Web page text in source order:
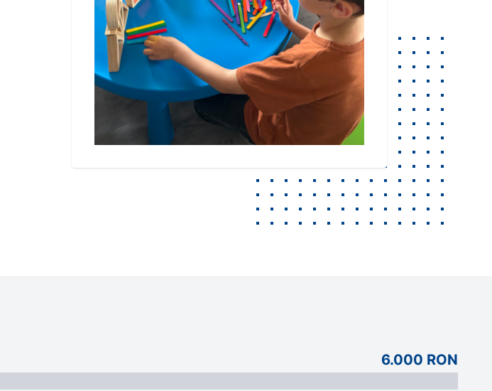
6.000 RON